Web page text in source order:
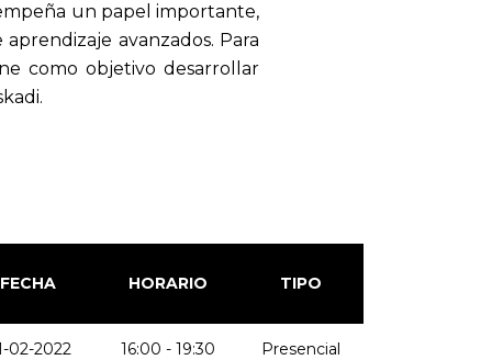
un papel importante,
avanzados. Para
como objetivo desarrollar
FECHA HORARIO TIPO
02-2022 16:00 - 19:30 Presencial